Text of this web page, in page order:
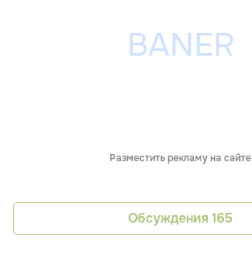
Разместить рекламу на сайте
Обсуждения 165